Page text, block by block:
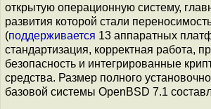
открытую операционную систему,
развития которой стали
(поддерживается 13 аппаратных
стандартизация, корректная работа,
безопасность и интегрированные
средства. Размер полного
базовой системы OpenBSD 7.1